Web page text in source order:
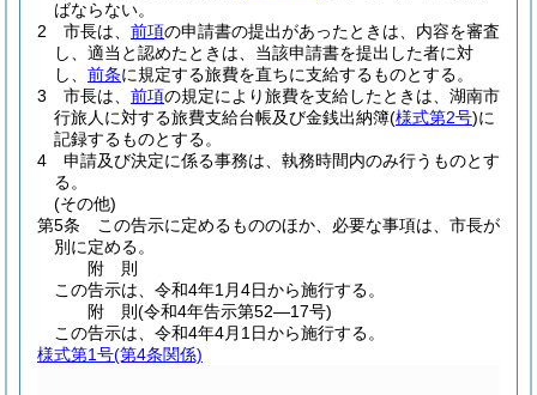
ばならない。
2
市長は、 前項の申請書の提出があったときは、内容を審査
し、適当と認めたときは、当該申請書を提出した者に対
し、 前条に規定する旅費を直ちに支給するものとする。
3
市長は、 前項の規定により旅費を支給したときは、湖南市
行旅人に対する旅費支給台帳及び金銭出納簿(様式第2号)に
記録するものとする。
4
申請及び決定に係る事務は、執務時間内のみ行うものとす
る。
(その他)
第5条
この告示に定めるもののほか、必要な事項は、市長が
別に定める。
附 則
この告示は、令和4年1月4日から施行する。
附 則(令和4年告示第52―17号)
この告示は、令和4年4月1日から施行する。
様式第1号(第4条関係)